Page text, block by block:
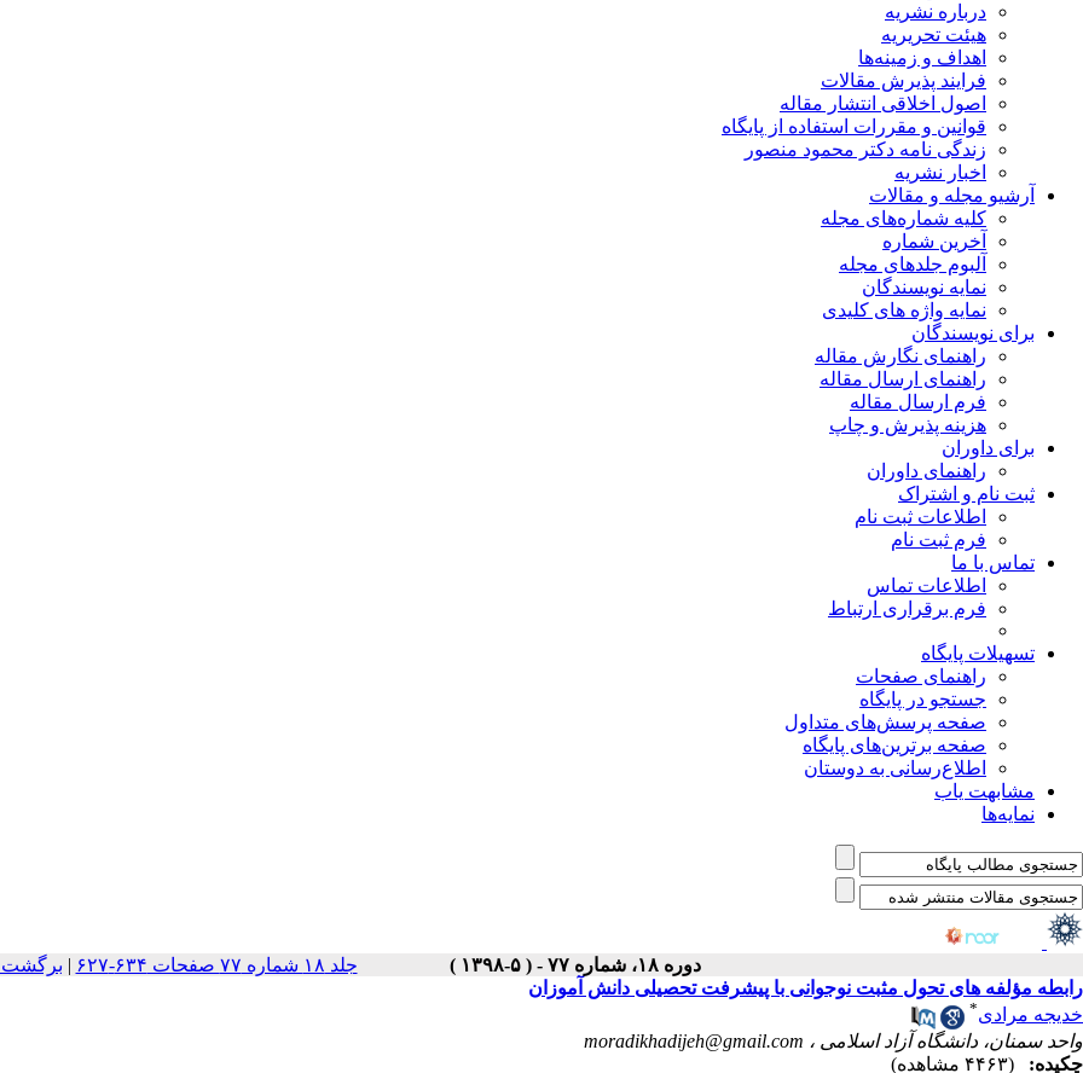
درباره نشریه
هیئت تحریریه
اهداف و زمینه‌ها
فرایند پذیرش مقالات
اصول اخلاقی انتشار مقاله
قوانین و مقررات استفاده از پایگاه
زندگی نامه دکتر محمود منصور
اخبار نشریه
آرشیو مجله و مقالات
کلیه شماره‌های مجله
آخرین شماره
آلبوم جلدهای مجله
نمایه نویسندگان
نمایه واژه های کلیدی
برای نویسندگان
راهنمای نگارش مقاله
راهنمای ارسال مقاله
فرم ارسال مقاله
هزینه پذیرش و چاپ
برای داوران
راهنمای داوران
ثبت نام و اشتراک
اطلاعات ثبت نام
فرم ثبت نام
تماس با ما
اطلاعات تماس
فرم برقراری ارتباط
تسهیلات پایگاه
راهنمای صفحات
جستجو در پایگاه
صفحه پرسش‌های متداول
صفحه برترین‌های پایگاه
اطلاع‌رسانی به دوستان
مشابهت یاب
نمایه‌ها
دوره ۱۸، شماره ۷۷ - ( ۵-۱۳۹۸ ) جلد ۱۸ شماره ۷۷ صفحات ۶۳۴-۶۲۷ | برگشت
رابطه مؤلفه های تحول مثبت نوجوانی با پیشرفت تحصیلی دانش آموزان
خدیجه مرادی*
واحد سمنان، دانشگاه آزاد اسلامی ، moradikhadijeh@gmail.com
چکیده:
(۴۴۶۳ مشاهده)